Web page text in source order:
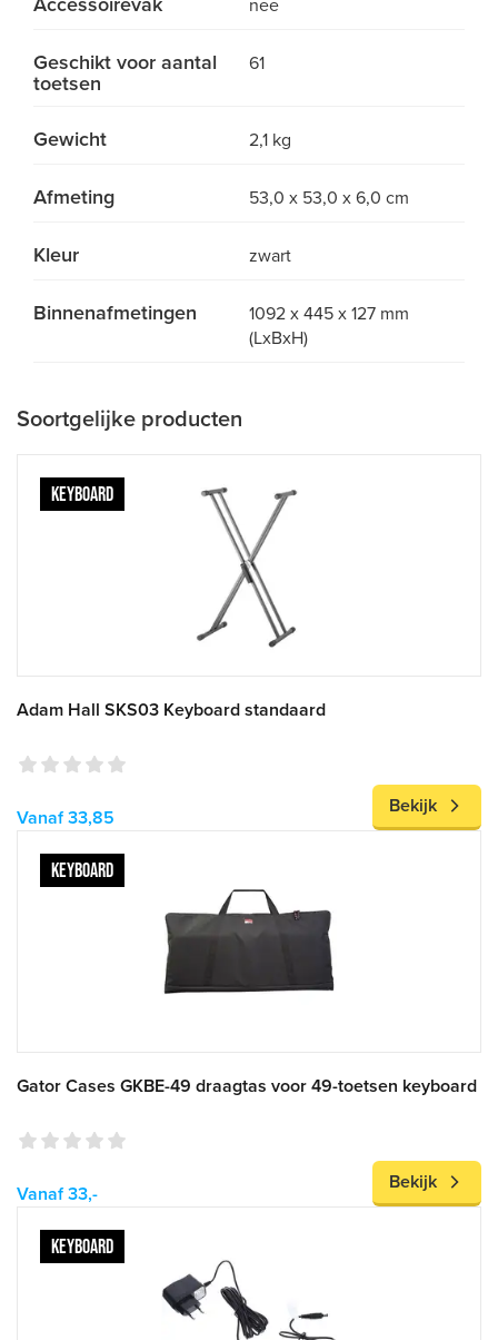
nee
Geschikt voor aantal
toetsen
61
Gewicht 2,1 kg
Afmeting 53,0 x 53,0 x 6,0 cm
Kleur zwart
Binnenafmetingen
1092 x 445 x 127 mm
(LxBxH)
Soortgelijke producten
KEYBOARD
Adam Hall SKS03 Keyboard standaard
Vanaf 33,85
Bekijk
KEYBOARD
Gator Cases GKBE-49 draagtas voor 49-toetsen keyboard
Vanaf 33,-
Bekijk
KEYBOARD